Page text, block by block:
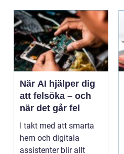
När AI hjälper dig
att felsöka – och
när det går fel
I takt med att smarta
hem och digitala
assistenter blir allt